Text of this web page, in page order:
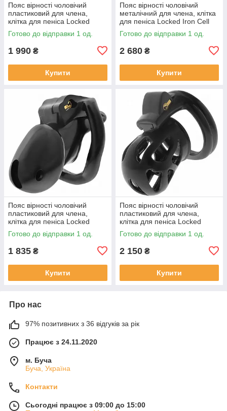
Пояс вірності чоловічий
пластиковий для члена,
клітка для пеніса Locked
Midnight Cell M 10,7 см
Готово до відправки 1 од.
1 990 ₴
Купити
Пояс вірності чоловічий
металічний для члена, клітка
для пеніса Locked Iron Cell
M, сріблястий
Готово до відправки 1 од.
2 680 ₴
Купити
Пояс вірності чоловічий
пластиковий для члена,
клітка для пеніса Locked
Midnight Cell S 10,7 см
Готово до відправки 1 од.
1 835 ₴
Купити
Пояс вірності чоловічий
пластиковий для члена,
клітка для пеніса Locked
Silent Keep 7,5 см
Готово до відправки 1 од.
2 150 ₴
Купити
Про нас
97% позитивних з 36 відгуків за рік
Працює з 24.11.2020
м. Буча
Буча, Україна
Контакти
Сьогодні працює з 09:00 до 15:00